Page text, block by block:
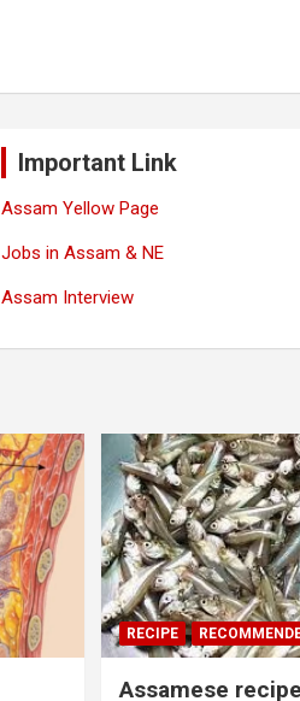
Important Link
Assam Yellow Page
Jobs in Assam & NE
Assam Interview
RECIPE
Assamese